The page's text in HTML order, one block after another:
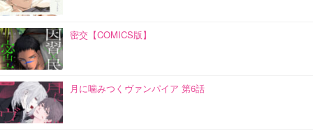
密交【COMICS版】
月に噛みつくヴァンパイア 第6話